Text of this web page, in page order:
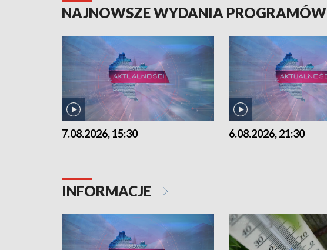
NAJNOWSZE WYDANIA PROGRAMÓW
7.08.2026, 15:30 6.08.2026, 21:30
INFORMACJE